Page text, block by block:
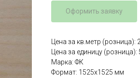
Оформить заявку
Цена за кв.метр (розница):
Цена за единицу (розница):
Марка: ФК
Формат: 1525x1525 мм